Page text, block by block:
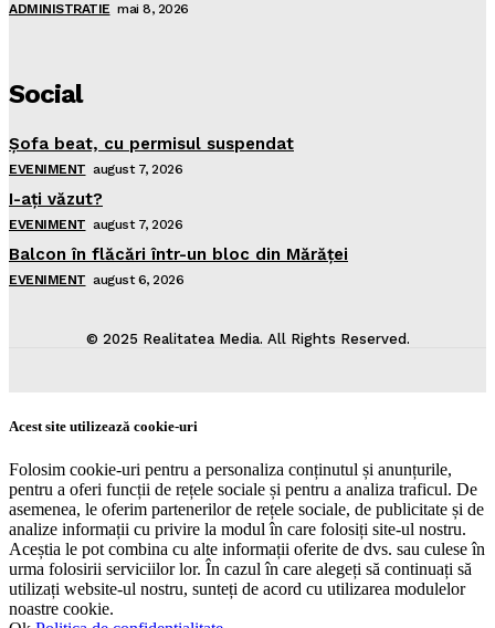
ADMINISTRATIE mai 8, 2026
Social
Şofa beat, cu permisul suspendat
EVENIMENT august 7, 2026
I-aţi văzut?
EVENIMENT august 7, 2026
Balcon în flăcări într-un bloc din Mărăţei
EVENIMENT august 6, 2026
© 2025 Realitatea Media. All Rights Reserved.
Acest site utilizează cookie-uri
Folosim cookie-uri pentru a personaliza conținutul și anunțurile,
pentru a oferi funcții de rețele sociale și pentru a analiza traficul. De
asemenea, le oferim partenerilor de rețele sociale, de publicitate și de
analize informații cu privire la modul în care folosiți site-ul nostru.
Aceștia le pot combina cu alte informații oferite de dvs. sau culese în
urma folosirii serviciilor lor. În cazul în care alegeți să continuați să
utilizați website-ul nostru, sunteți de acord cu utilizarea modulelor
noastre cookie.